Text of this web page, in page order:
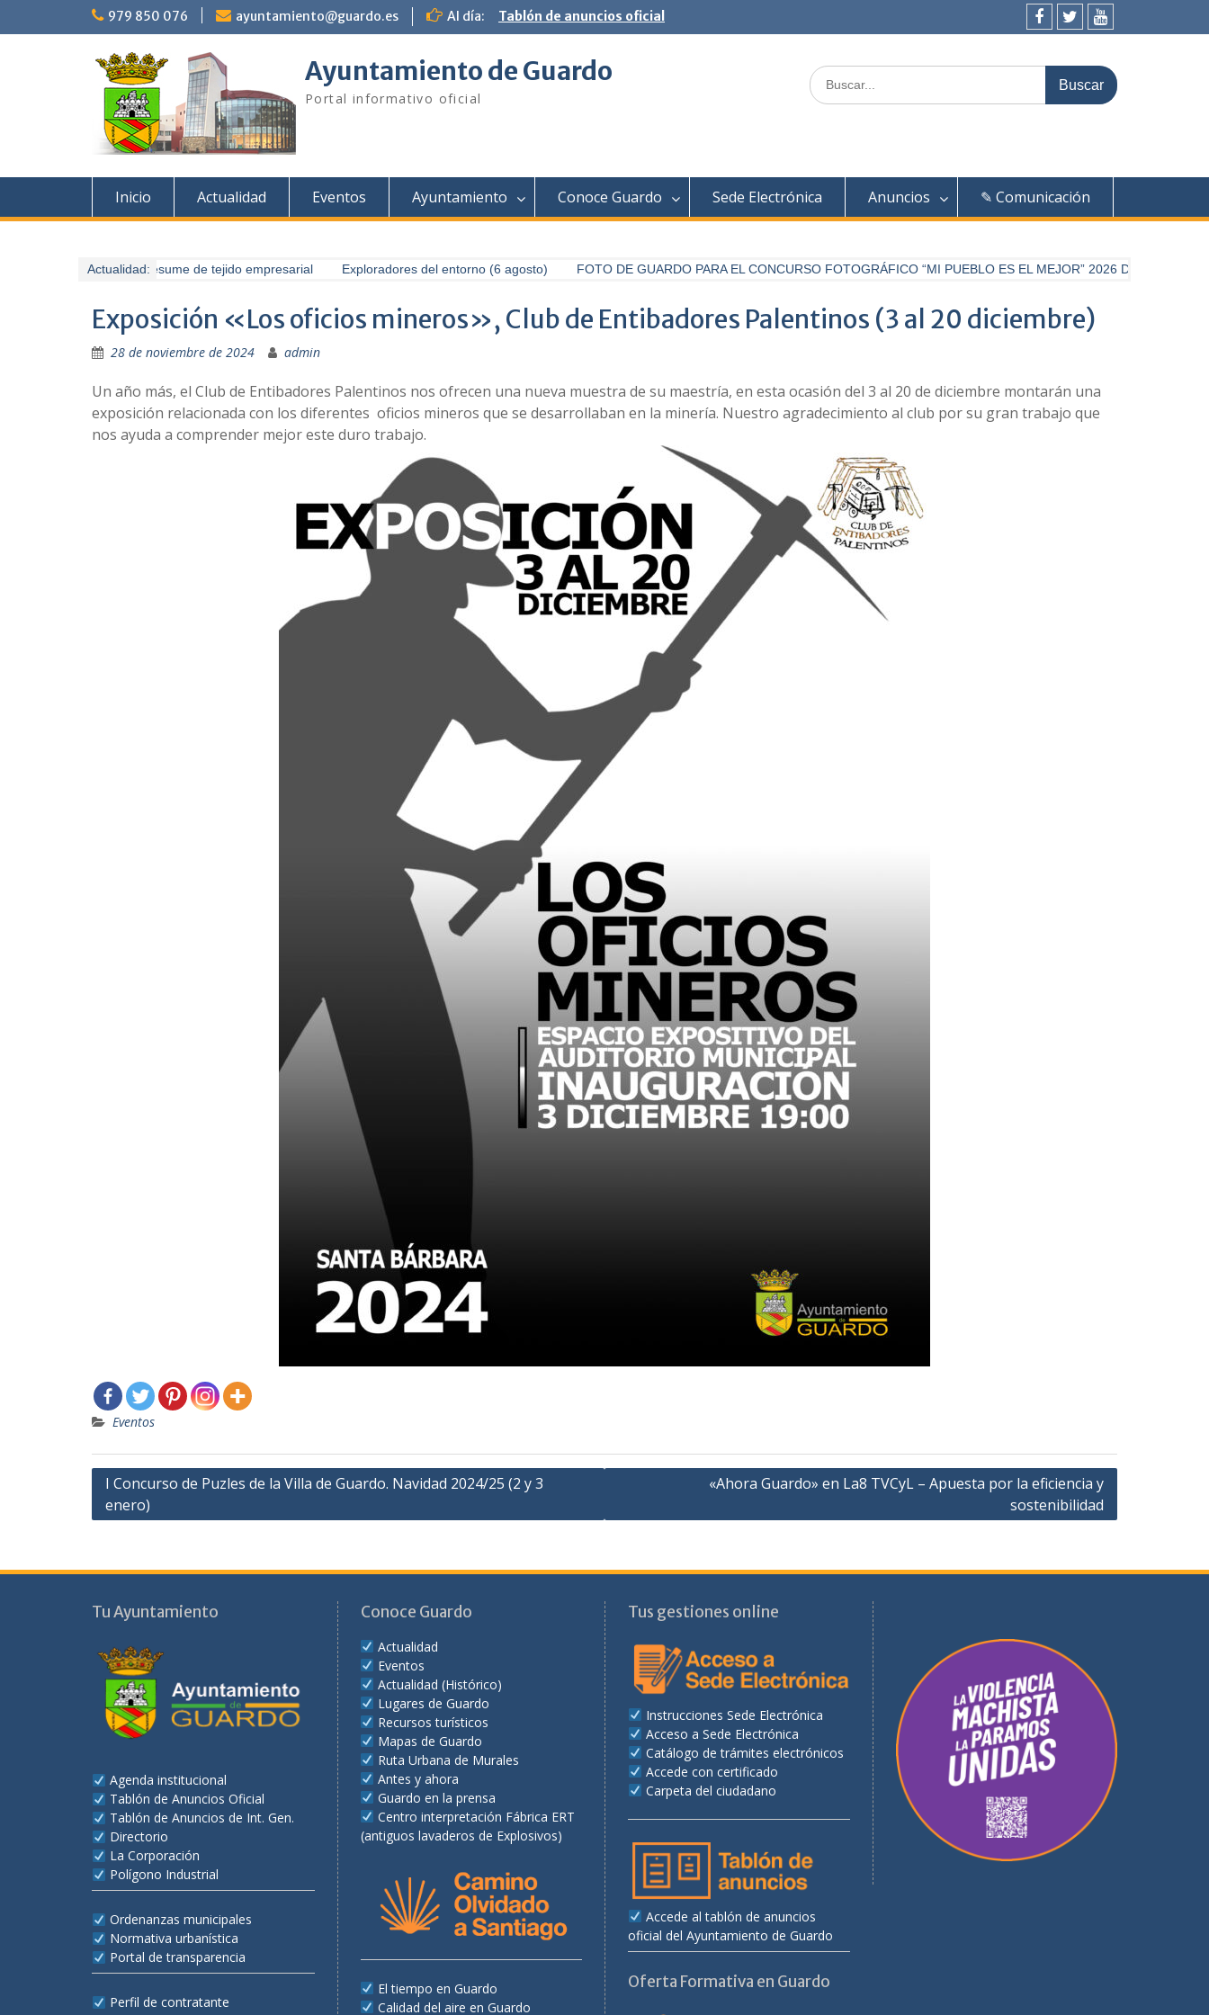
979 850 076 ayuntamiento@guardo.es Al día:
Tablón de anuncios oficial
Facebook
TwitterYoutube
Ayuntamiento de Guardo
Portal informativo oficial
Buscar:
Inicio Actualidad Eventos Ayuntamiento Conoce Guardo Sede Electrónica Anuncios ✎ Comunicación
Actualidad:
Guardo presume de tejido empresarial Exploradores del entorno (6 agosto) FOTO DE GUARDO PARA EL CONCURSO FOTOGRÁFICO “MI PUEBLO ES EL MEJOR” 2026 DE DIARIO
Exposición «Los oficios mineros», Club de Entibadores Palentinos (3 al 20 diciembre)
28 de noviembre de 2024 admin
Un año más, el Club de Entibadores Palentinos nos ofrecen una nueva muestra de su maestría, en esta ocasión del 3 al 20 de diciembre montarán una
exposición relacionada con los diferentes oficios mineros que se desarrollaban en la minería. Nuestro agradecimiento al club por su gran trabajo que
nos ayuda a comprender mejor este duro trabajo.
Eventos
Navegación
de
I Concurso de Puzles de la Villa de Guardo. Navidad 2024/25 (2 y 3
enero)
«Ahora Guardo» en La8 TVCyL – Apuesta por la eficiencia y
sostenibilidad
Tu Ayuntamiento
Agenda institucional
Tablón de Anuncios Oficial
Tablón de Anuncios de Int. Gen.
Directorio
La Corporación
Polígono Industrial
Ordenanzas municipales
Normativa urbanística
Portal de transparencia
Perfil de contratante
Conoce Guardo
Actualidad
Eventos
Actualidad (Histórico)
Lugares de Guardo
Recursos turísticos
Mapas de Guardo
Ruta Urbana de Murales
Antes y ahora
Guardo en la prensa
Centro interpretación Fábrica ERT
(antiguos lavaderos de Explosivos)
El tiempo en Guardo
Calidad del aire en Guardo
Tus gestiones online
Instrucciones Sede Electrónica
Acceso a Sede Electrónica
Catálogo de trámites electrónicos
Accede con certificado
Carpeta del ciudadano
Accede al tablón de anuncios
oficial del Ayuntamiento de Guardo
Oferta Formativa en Guardo